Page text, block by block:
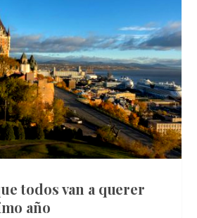
todos van a querer
año